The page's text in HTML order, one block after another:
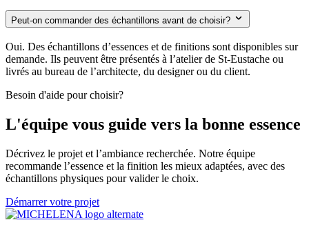
Peut-on commander des échantillons avant de choisir?
Oui. Des échantillons d’essences et de finitions sont disponibles sur
demande. Ils peuvent être présentés à l’atelier de St-Eustache ou
livrés au bureau de l’architecte, du designer ou du client.
Besoin d'aide pour choisir?
L'équipe vous guide vers la bonne essence
Décrivez le projet et l’ambiance recherchée. Notre équipe
recommande l’essence et la finition les mieux adaptées, avec des
échantillons physiques pour valider le choix.
Démarrer votre projet